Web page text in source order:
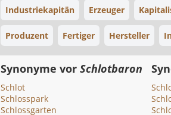
Industriekapitän Erzeuger
Produzent Fertiger Hersteller
Synonyme vor Schlotbaron
Schlot
Schlosspark
Schlossgarten